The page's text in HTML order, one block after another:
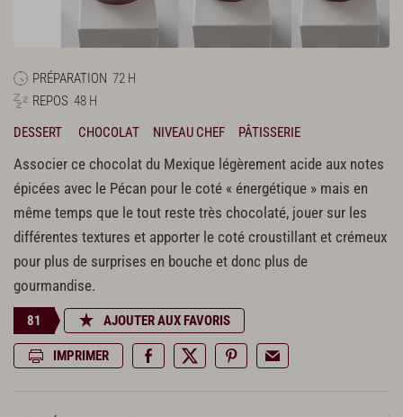
PRÉPARATION 72 H
REPOS 48 H
DESSERT
CHOCOLAT NIVEAU CHEF PÂTISSERIE
Associer ce chocolat du Mexique légèrement acide aux notes
épicées avec le Pécan pour le coté « énergétique » mais en
même temps que le tout reste très chocolaté, jouer sur les
différentes textures et apporter le coté croustillant et crémeux
pour plus de surprises en bouche et donc plus de
gourmandise.
81 AJOUTER AUX FAVORIS
IMPRIMER